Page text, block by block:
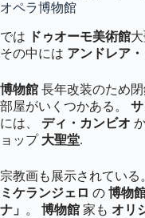
オペラ博物館
では ドゥオーモ美術館
その中には アンドレア
博物館 長年改装のため
部屋がいくつかある。
には、 ディ・カンビオ
ョップ 大聖堂.
宗教画も展示されている
ミケランジェロ の 博物
ナ」 。 博物館 家も オリ